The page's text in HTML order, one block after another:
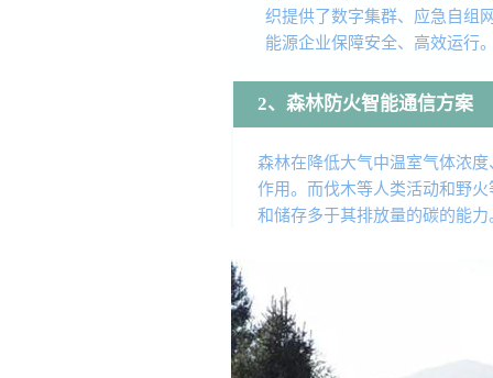
织提供了数字集群、应急自组
能源企业保障安全、高效运行
2、森林防火智能通信方案
森林在降低大气中温室气体浓
作用。而伐木等人类活动和野
和储存多于其排放量的碳的能